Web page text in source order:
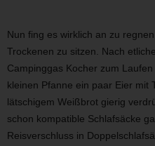
Nun fing es wirklich an zu
Trockenen zu sitzen. Nach
Campinggas Kocher zum
kleinen Pfanne ein paar Eier mit
lätschigem Weißbrot gierig
schon kompatible Schlafsäcke
Reisverschluss in